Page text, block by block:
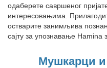
одаберете савршеног
интересовањима.
остварите занимљива
сајту за упознавање Hamina
Мушкарци